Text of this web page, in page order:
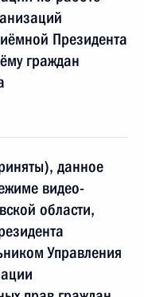
Президента
граждан
данное
видео-
области,
Управления